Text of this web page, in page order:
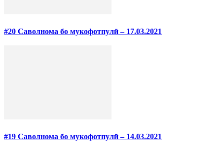
#20 Саволнома бо мукофотпулӣ – 17.03.2021
#19 Саволнома бо мукофотпулӣ – 14.03.2021